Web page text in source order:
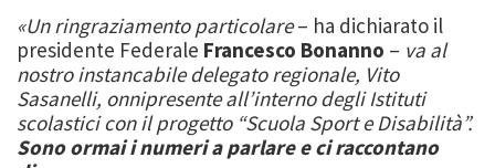
«Un ringraziamento particolare– ha dichiarato il
presidente Federale Francesco Bonanno – va al
nostro instancabile delegato regionale, Vito
Sasanelli, onnipresente all’interno degli Istituti
scolastici con il progetto “Scuola Sport e Disabilità”.
Sono ormai i numeri a parlare e ci raccontano